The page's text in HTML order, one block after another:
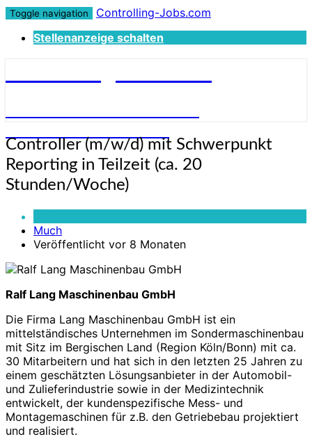
Toggle navigation
Controlling-Jobs.com
Stellenanzeige schalten
Controller
(m/w/d)
mit
Schwerpunkt
Teilzeit
Stunden/Woche)
Controller (m/w/d) mit Schwerpunkt
Reporting in Teilzeit (ca. 20
Stunden/Woche)
Much
Veröffentlicht vor 8 Monaten
Ralf Lang Maschinenbau GmbH
Die Firma Lang Maschinenbau GmbH ist ein
mittelständisches Unternehmen im Sondermaschinenbau
mit Sitz im Bergischen Land (Region Köln/Bonn) mit ca.
30 Mitarbeitern und hat sich in den letzten 25 Jahren zu
einem geschätzten Lösungsanbieter in der Automobil-
und Zulieferindustrie sowie in der Medizintechnik
entwickelt, der kundenspezifische Mess- und
Montagemaschinen für z.B. den Getriebebau projektiert
und realisiert.